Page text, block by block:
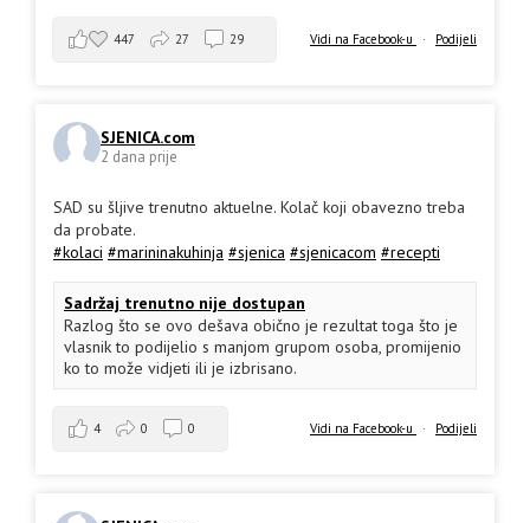
Vidi na Facebook-u · Podijeli
447 27 29
SJENICA.com
2 dana prije
SAD su šljive trenutno aktuelne. Kolač koji obavezno treba
da probate.
#kolaci #marininakuhinja #sjenica #sjenicacom #recepti
Sadržaj trenutno nije dostupan
Razlog što se ovo dešava obično je rezultat toga što je
vlasnik to podijelio s manjom grupom osoba, promijenio
ko to može vidjeti ili je izbrisano.
Vidi na Facebook-u · Podijeli
4 0 0